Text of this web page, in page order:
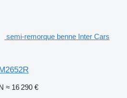
semi-remorque benne Inter Cars
≈ 16 290 €